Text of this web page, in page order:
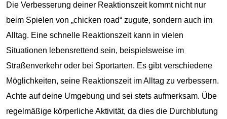
Die Verbesserung deiner Reaktionszeit kommt nicht nur
beim Spielen von „chicken road“ zugute, sondern auch im
Alltag. Eine schnelle Reaktionszeit kann in vielen
Situationen lebensrettend sein, beispielsweise im
Straßenverkehr oder bei Sportarten. Es gibt verschiedene
Möglichkeiten, seine Reaktionszeit im Alltag zu verbessern.
Achte auf deine Umgebung und sei stets aufmerksam. Übe
regelmäßige körperliche Aktivität, da dies die Durchblutung